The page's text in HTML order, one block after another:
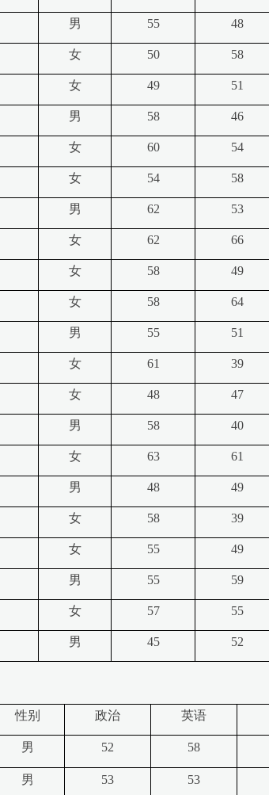
男 55 48
女 50 58
女 49 51
男 58 46
女 60 54
女 54 58
男 62 53
女 62 66
女 58 49
女 58 64
男 55 51
女 61 39
女 48 47
男 58 40
女 63 61
男 48 49
女 58 39
女 55 49
男 55 59
女 57 55
男 45 52
性别 政治 英语
男 52 58
男 53 53